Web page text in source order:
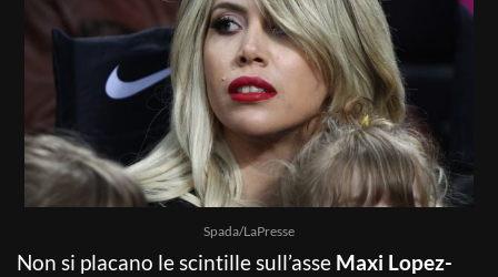
Spada/LaPresse
Non si placano le scintille sull’asse Maxi Lopez-